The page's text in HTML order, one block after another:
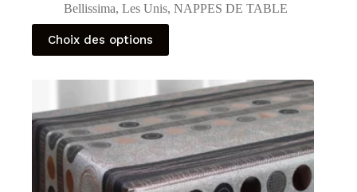
Bellissima, Les Unis, NAPPES DE TABLE
Choix des options
Ce
produit
a
options
peuvent
être
choisies